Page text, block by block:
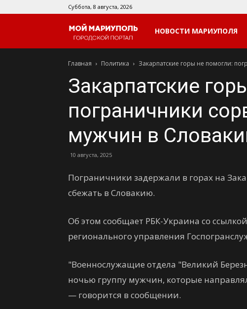
Суббота, 8 августа, 2026
Мой
Мариуполь
НОВОСТИ МАРИУПОЛЯ
Главная Политика Закарпатские горы не помогли:
Закарпатские
пограничники
мужчин в
10 августа, 2025
Пограничники задержали в горах на
сбежать в Словакию.
Об этом сообщает РБК-Украина со
регионального управления
"Военнослужащие отдела "Великий
ночью группу мужчин, которые
— говорится в сообщении.